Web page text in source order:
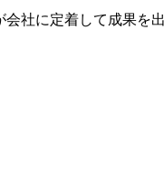
社に定着して成果を出